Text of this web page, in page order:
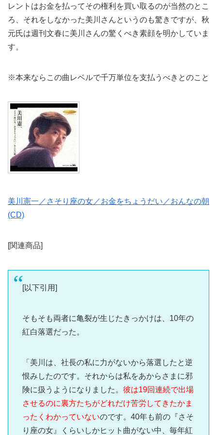
レントはお金を払ってその権利を買い取るのが当然のとこ
ろ、それをしなかった美川さんというのも驚きですが、秋
元氏は週刊文春に美川さんの驚くべき素顔を明かしていま
す。
※本来ならこの曲レベルで千万単位を支払うべきとのこと
美川憲一／さそり座の女／お金をちょうだい／おんなの朝
(CD)
[関連商品]
[以下引用]
そもそも両者に亀裂が生じたきっかけは、10年の
紅白落選だった。
「美川は、社長の私に力がないから落選したと逆
恨みしたのです。それからは私をあからさまに邪
険に扱うようになりました。 彼は19回連続で出場
させるのに裏方たちがどれだけ苦労してきたかま
ったくわかっていないのです。40年も前の『さそ
り座の女』くらいしかヒット曲がない中、毎年紅